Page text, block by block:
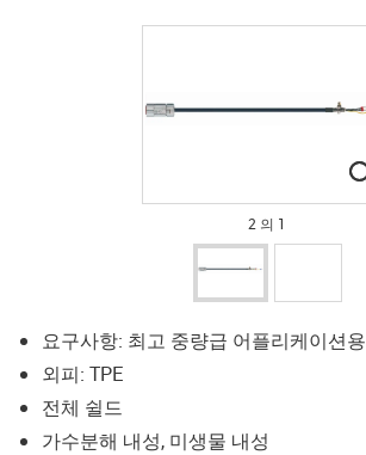
2 의 1
요구사항: 최고 중량급 어플리케이션용
외피: TPE
전체 쉴드
가수분해 내성, 미생물 내성